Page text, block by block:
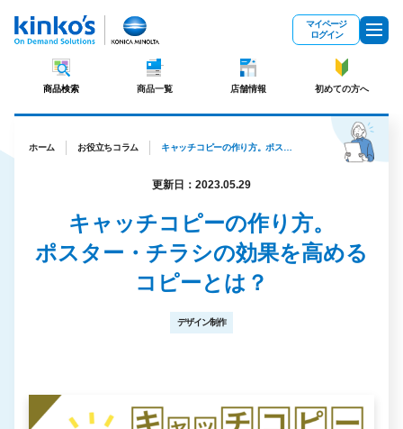
マイページ
ログイン
商品検索 商品一覧 店舗情報 初めての方へ
ホーム お役立ちコラム
更新日：2023.05.29
キャッチコピーの作り方。
ポスター・チラシの効果を高める
コピーとは？
デザイン制作